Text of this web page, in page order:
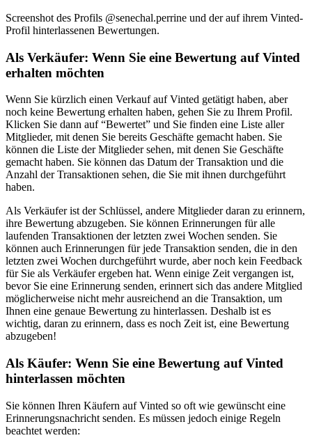
Screenshot des Profils @senechal.perrine und der auf ihrem Vinted-
Profil hinterlassenen Bewertungen.
Als Verkäufer: Wenn Sie eine Bewertung auf Vinted
erhalten möchten
Wenn Sie kürzlich einen Verkauf auf Vinted getätigt haben, aber
noch keine Bewertung erhalten haben, gehen Sie zu Ihrem Profil.
Klicken Sie dann auf “Bewertet” und Sie finden eine Liste aller
Mitglieder, mit denen Sie bereits Geschäfte gemacht haben. Sie
können die Liste der Mitglieder sehen, mit denen Sie Geschäfte
gemacht haben. Sie können das Datum der Transaktion und die
Anzahl der Transaktionen sehen, die Sie mit ihnen durchgeführt
haben.
Als Verkäufer ist der Schlüssel, andere Mitglieder daran zu erinnern,
ihre Bewertung abzugeben. Sie können Erinnerungen für alle
laufenden Transaktionen der letzten zwei Wochen senden. Sie
können auch Erinnerungen für jede Transaktion senden, die in den
letzten zwei Wochen durchgeführt wurde, aber noch kein Feedback
für Sie als Verkäufer ergeben hat. Wenn einige Zeit vergangen ist,
bevor Sie eine Erinnerung senden, erinnert sich das andere Mitglied
möglicherweise nicht mehr ausreichend an die Transaktion, um
Ihnen eine genaue Bewertung zu hinterlassen. Deshalb ist es
wichtig, daran zu erinnern, dass es noch Zeit ist, eine Bewertung
abzugeben!
Als Käufer: Wenn Sie eine Bewertung auf Vinted
hinterlassen möchten
Sie können Ihren Käufern auf Vinted so oft wie gewünscht eine
Erinnerungsnachricht senden. Es müssen jedoch einige Regeln
beachtet werden: